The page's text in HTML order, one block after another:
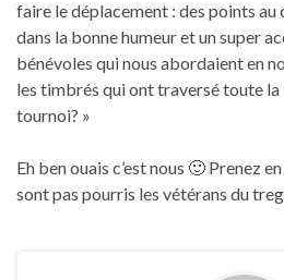
faire le déplacement : des points au
dans la bonne humeur et un super
bénévoles qui nous abordaient en
les timbrés qui ont traversé toute
tournoi? »
Eh ben ouais c’est nous 🙂 Prenez
sont pas pourris les vétérans du